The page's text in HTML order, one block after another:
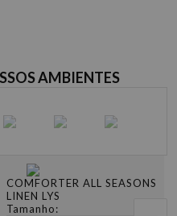
AMBIENTES
COMFORTER ALL SEASONS
LINEN LYS
Tamanho: